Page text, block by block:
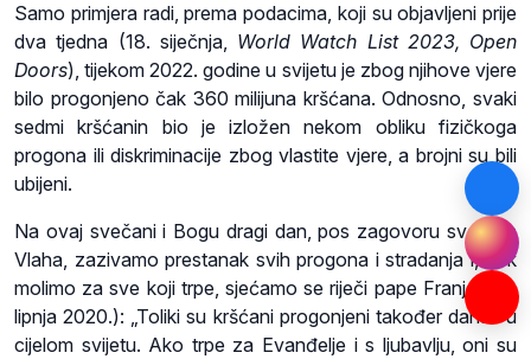
Samo primjera radi, prema podacima, koji su objavljeni prije
dva tjedna (18. siječnja, World Watch List 2023, Open
Doors), tijekom 2022. godine u svijetu je zbog njihove vjere
bilo progonjeno čak 360 milijuna kršćana. Odnosno, svaki
sedmi kršćanin bio je izložen nekom obliku fizičkoga
progona ili diskriminacije zbog vlastite vjere, a brojni su bili
ubijeni.
Na ovaj svečani i Bogu dragi dan, pos zagovoru svetoga
Vlaha, zazivamo prestanak svih progona i stradanja i, dok
molimo za sve koji trpe, sjećamo se riječi pape Franje (20.
lipnja 2020.): „Toliki su kršćani progonjeni također danas u
cijelom svijetu. Ako trpe za Evanđelje i s ljubavlju, oni su